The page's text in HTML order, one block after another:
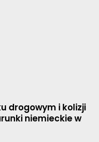
drogowym i kolizji
niemieckie w